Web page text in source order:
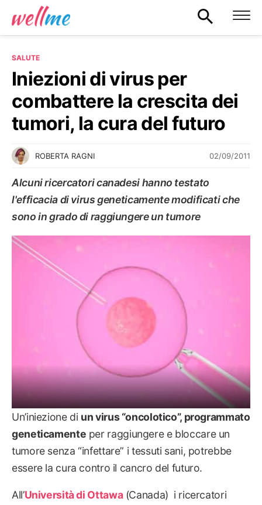
SALUTE
Iniezioni di virus per
combattere la crescita dei
tumori, la cura del futuro
ROBERTA RAGNI 02/09/2011
Alcuni ricercatori canadesi hanno testato
l'efficacia di virus geneticamente modificati che
sono in grado di raggiungere un tumore
SALUTE
Un’iniezione di un virus “oncolotico”, programmato
geneticamente per raggiungere e bloccare un
tumore senza “infettare” i tessuti sani, potrebbe
essere la cura contro il cancro del futuro.
All’Università di Ottawa(Canada) i ricercatori